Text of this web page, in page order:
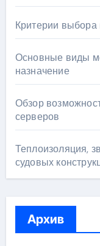
Критерии выбора
Основные виды
назначение
Обзор
серверов
Теплоизоляция,
судовых
Архив